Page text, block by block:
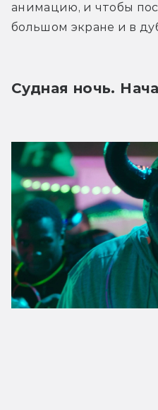
анимацию, и чтобы
большом экране и в
Судная ночь.